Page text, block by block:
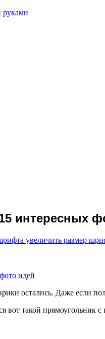
интересных
увеличить размер
остались. Даже если
вот такой прямоугольник